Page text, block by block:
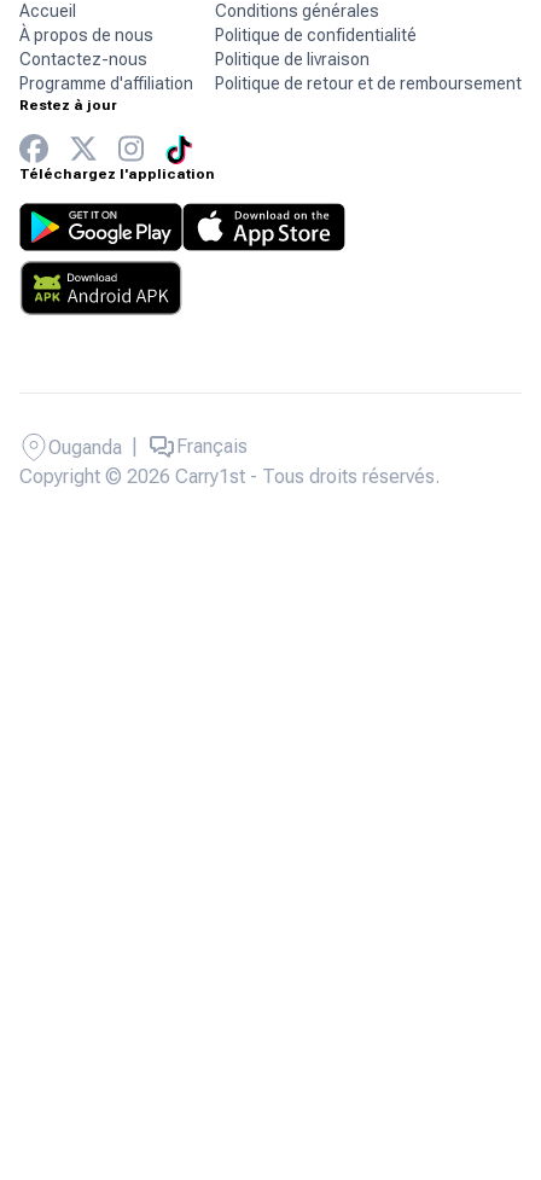
Accueil
À propos de nous
Contactez-nous
Programme d'affiliation
Conditions générales
Politique de confidentialité
Politique de livraison
Politique de retour et de remboursement
Restez à jour
Téléchargez l'application
Copyright © 2026 Carry1st - Tous droits réservés.
Ouganda Français